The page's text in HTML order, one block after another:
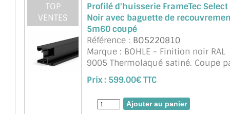
TOP
VENTES
Profilé d'huisserie FrameTec Select
Noir avec baguette de
5m60 coupé
Référence : BO5220810
Marque : BOHLE - Finition noir RAL
9005 Thermolaqué satiné. Coupe
défaut (autre nous demander) 2x
2m30 + 1m. Pour porte en verre
trempé 8 a 12mm d'épaisseur.
Avantages : Pas de f ...suite
Prix : 599.00€ TTC